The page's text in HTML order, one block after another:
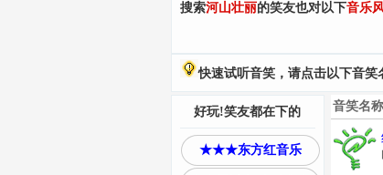
搜索河山壮丽的笑友也对以下音乐
快速试听音笑，请点击以下音笑
音笑名
好玩!笑友都在下的
★★★东方红音乐